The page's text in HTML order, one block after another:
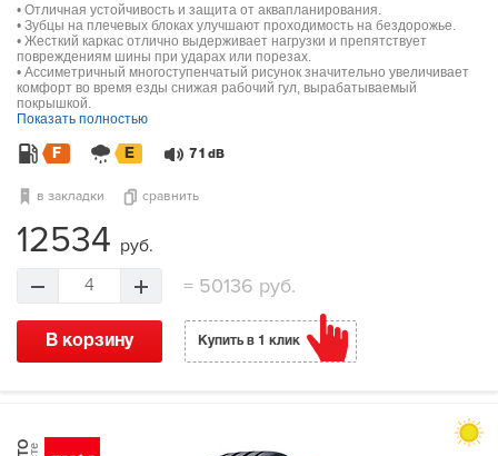
• Отличная устойчивость и защита от аквапланирования.
• Зубцы на плечевых блоках улучшают проходимость на бездорожье.
• Жесткий каркас отлично выдерживает нагрузки и препятствует
повреждениям шины при ударах или порезах.
• Ассиметричный многоступенчатый рисунок значительно увеличивает
комфорт во время езды снижая рабочий гул, вырабатываемый
покрышкой.
Показать полностью
F E 71 dB
в закладки сравнить
12534 руб.
4 = 50136 руб.
В корзину Купить в 1 клик